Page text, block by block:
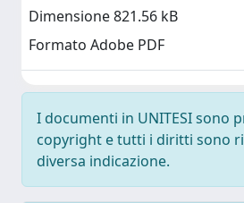
Dimensione 821.56 kB
Formato Adobe PDF
I documenti in UNITESI sono
copyright e tutti i diritti sono
diversa indicazione.